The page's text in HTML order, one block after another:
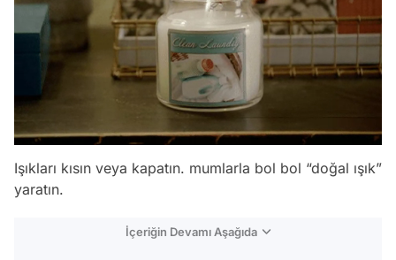
Işıkları kısın veya kapatın. mumlarla bol bol “doğal ışık”
yaratın.
İçeriğin Devamı Aşağıda